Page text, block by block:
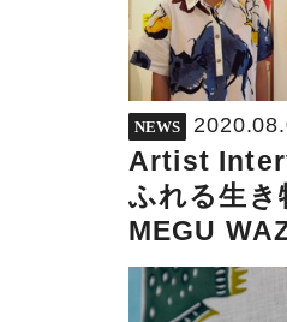
NEWS
Artist
ふれる生き
MEGU